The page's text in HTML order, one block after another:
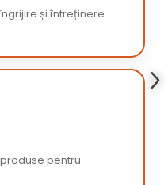
și întreținere
pentru